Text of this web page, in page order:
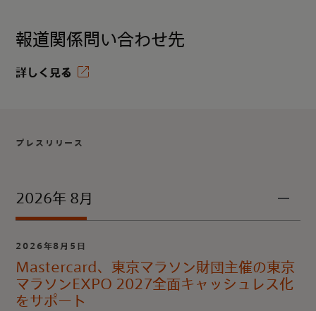
報道関係問い合わせ先
詳しく見る
プレスリリース
2026年 8月
2026年8月5日
Mastercard、東京マラソン財団主催の東京
マラソンEXPO 2027全面キャッシュレス化
をサポート